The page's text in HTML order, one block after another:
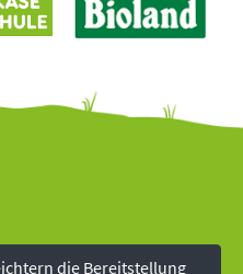
die Bereitstellung